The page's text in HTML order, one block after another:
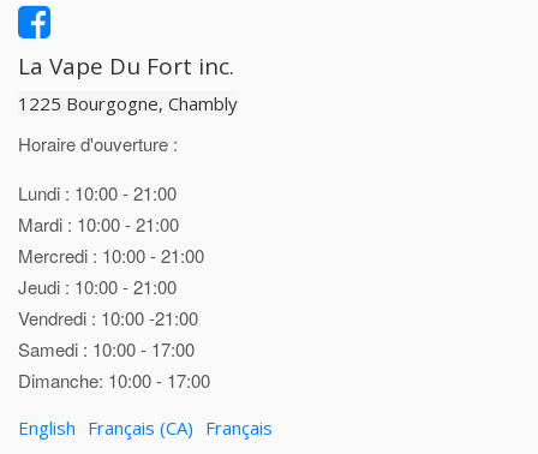
La Vape Du Fort inc.
1225 Bourgogne, Chambly
Horaire d'ouverture :
Lundi : 10:00 - 21:00
Mardi : 10:00 - 21:00
Mercredi : 10:00 - 21:00
Jeudi : 10:00 - 21:00
Vendredi : 10:00 -21:00
Samedi : 10:00 - 17:00
Dimanche: 10:00 - 17:00
English Français (CA) Français